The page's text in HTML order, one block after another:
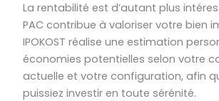
La rentabilité est d’autant plus
PAC contribue à valoriser votre bien
IPOKOST réalise une estimation
économies potentielles selon votre
actuelle et votre configuration, afin
puissiez investir en toute sérénité.